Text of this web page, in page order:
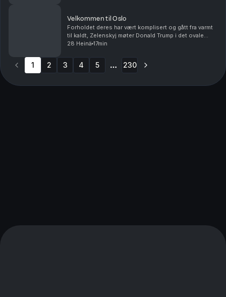
Velkommen til Oslo
Forholdet deres har vært komplisert og gått fra varmt
til kaldt, Zelenskyj møter Donald Trump i det ovale
kontor i dag. Og verden samles i Oslo til fotball. Det er
28 Heinä 17min
1 2 3 4 5 230